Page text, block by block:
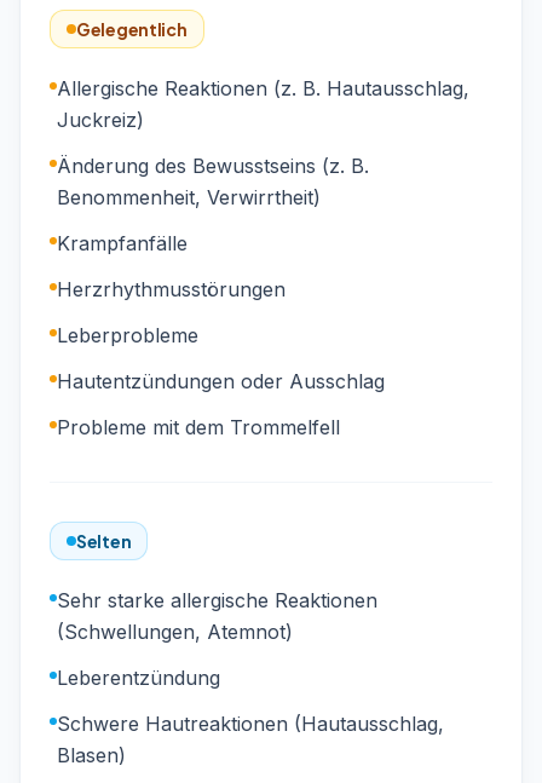
Gelegentlich
Allergische Reaktionen (z. B. Hautausschlag,
Juckreiz)
Änderung des Bewusstseins (z. B.
Benommenheit, Verwirrtheit)
Krampfanfälle
Herzrhythmusstörungen
Leberprobleme
Hautentzündungen oder Ausschlag
Probleme mit dem Trommelfell
Selten
Sehr starke allergische Reaktionen
(Schwellungen, Atemnot)
Leberentzündung
Schwere Hautreaktionen (Hautausschlag,
Blasen)